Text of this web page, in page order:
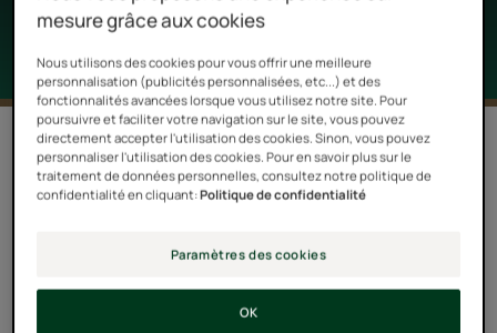
Filtrer les produits
mesure grâce aux cookies
Nous utilisons des cookies pour vous offrir une meilleure
personnalisation (publicités personnalisées, etc...) et des
fonctionnalités avancées lorsque vous utilisez notre site. Pour
poursuivre et faciliter votre navigation sur le site, vous pouvez
directement accepter l'utilisation des cookies. Sinon, vous pouvez
personnaliser l'utilisation des cookies. Pour en savoir plus sur le
traitement de données personnelles, consultez notre politique de
confidentialité en cliquant:Politique de confidentialité
Paramètres des cookies
OK